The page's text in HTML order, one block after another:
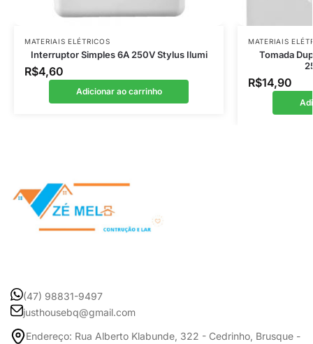
MATERIAIS ELÉTRICOS
Interruptor Simples 6A 250V Stylus Ilumi
R$4,60
Adicionar ao carrinho
MATERIAIS
Tomada
R$14,90
(47) 98831-9497
justhousebq@gmail.com
Endereço: Rua Alberto Klabunde, 322 - Cedrinho, Brusque -